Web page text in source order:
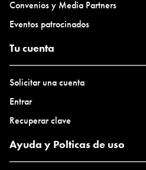
Convenios y Media Partners
Eventos patrocinados
Tu cuenta
Solicitar una cuenta
Entrar
Recuperar clave
Ayuda y Polticas de uso